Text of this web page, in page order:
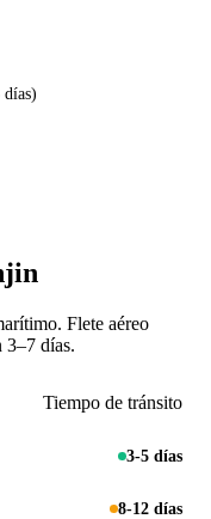
Flete aéreo
3–7 días.
Tiempo de tránsito
3-5 días
8-12 días